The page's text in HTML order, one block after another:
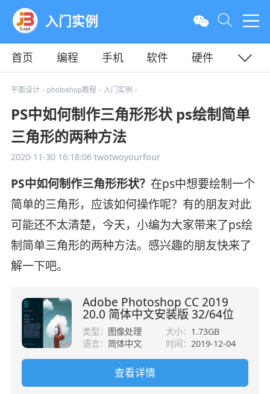
入门实例
首页 编程 手机 软件
硬件
教程
平面 服务器
平面设计> photoshop教程 > 入门实例 >
PS中如何制作三角形形状 ps绘制简单
三角形的两种方法
2020-11-30 16:18:06twotwoyourfour
PS中如何制作三角形形状？ 在ps中想要绘制一个
简单的三角形，应该如何操作呢？有的朋友对此
可能还不太清楚，今天，小编为大家带来了ps绘
制简单三角形的两种方法。感兴趣的朋友快来了
解一下吧。
Adobe Photoshop CC 2019
20.0 简体中文安装版 32/64位
类型： 图像处理 大小： 1.73GB
语言： 简体中文 时间： 2019-12-04
查看详情